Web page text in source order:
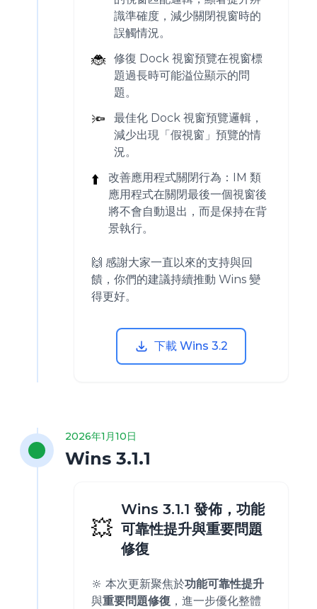
識準確度，減少關閉視窗時的
誤觸情況。
🐞
修復 Dock 視窗預覽在視窗標
題過長時可能溢位顯示的問
題。
🔦
最佳化 Dock 視窗預覽邏輯，
減少出現「假視窗」預覽的情
況。
⬆️
改善應用程式關閉行為：IM 類
應用程式在關閉最後一個視窗後
將不會自動退出，而是保持在背
景執行。
🙌 感謝大家一直以來的支持與回
饋，你們的建議持續推動 Wins 變
得更好。
下載 Wins 3.2
2026年1月10日
Wins 3.1.1
💥
Wins 3.1.1 發佈，功能
可靠性提升與重要問題
修復
🔆 本次更新聚焦於功能可靠性提升
與重要問題修復 ，進一步優化整體